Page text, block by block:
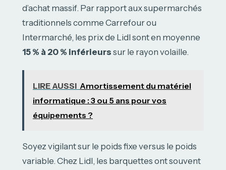
d’achat massif. Par rapport aux supermarchés
traditionnels comme Carrefour ou
Intermarché, les prix de Lidl sont en moyenne
15 % à 20 % inférieurs sur le rayon volaille.
LIRE AUSSI Amortissement du matériel
informatique : 3 ou 5 ans pour vos
équipements ?
Soyez vigilant sur le poids fixe versus le poids
variable. Chez Lidl, les barquettes ont souvent